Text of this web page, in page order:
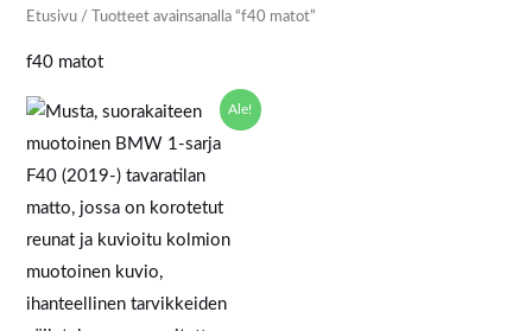
Etusivu / Tuotteet avainsanalla “f40 matot”
f40 matot
Ale!
Alkuperäinen
oli:
52,99 €.
Nykyinen
on:
42,99 €.